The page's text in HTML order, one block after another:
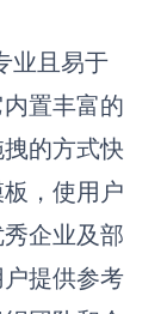
业且易于
置丰富的
的方式快
，使用户
企业及部
提供参考